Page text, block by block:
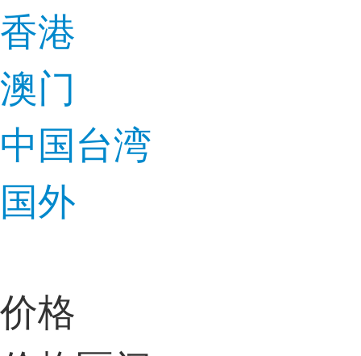
香港
澳门
中国台湾
国外
价格